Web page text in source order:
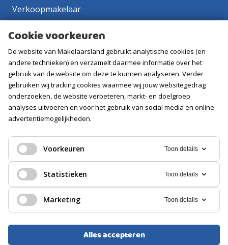
Verkoopmakelaar
Vacatures
Volg ons
Cookie voorkeuren
De website van Makelaarsland gebruikt analytische cookies (en
andere technieken) en verzamelt daarmee informatie over het
gebruik van de website om deze te kunnen analyseren. Verder
gebruiken wij tracking cookies waarmee wij jouw websitegedrag
onderzoeken, de website verbeteren, markt- en doelgroep
analyses uitvoeren en voor het gebruik van social media en online
advertentiemogelijkheden.
Voorkeuren Toon details
Statistieken Toon details
Marketing Toon details
Alles accepteren